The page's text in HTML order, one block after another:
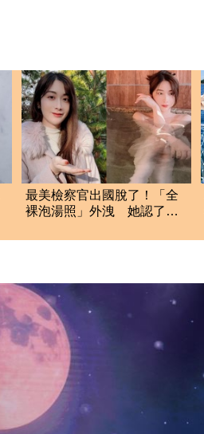
最美檢察官出國脫了！「全
裸泡湯照」外洩 她認了：